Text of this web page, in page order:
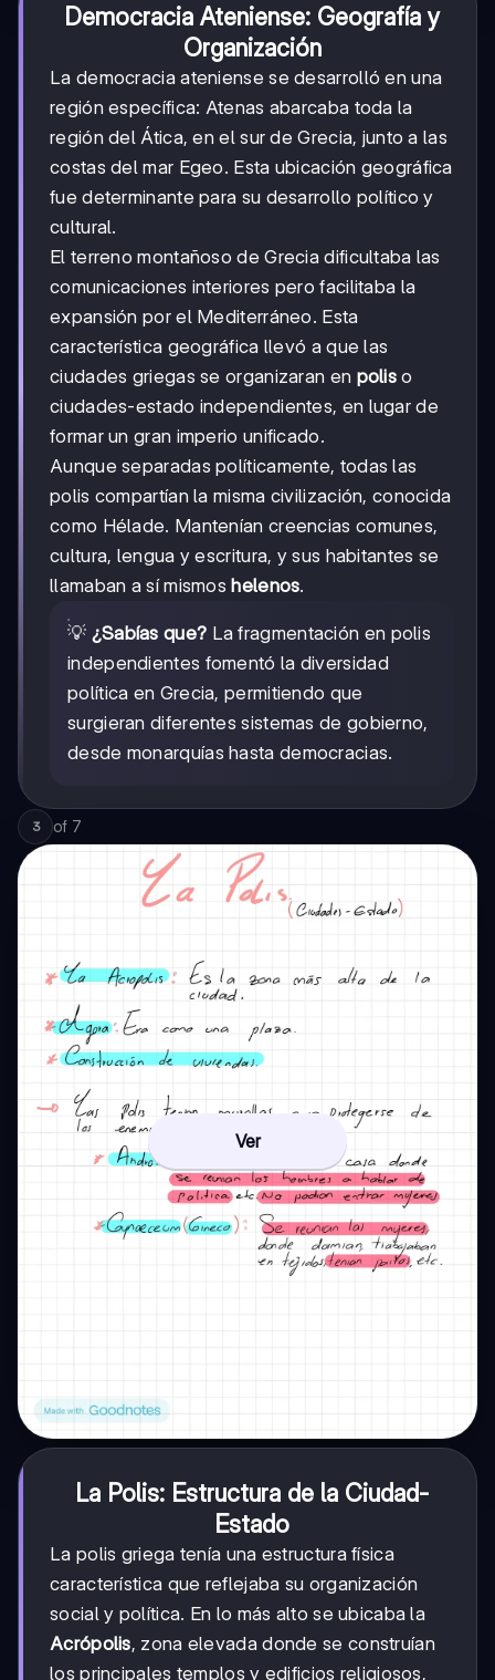
Democracia Ateniense: Geografía y
Organización
La democracia ateniense se desarrolló en una
región específica: Atenas abarcaba toda la
región del Ática, en el sur de Grecia, junto a las
costas del mar Egeo. Esta ubicación geográfica
fue determinante para su desarrollo político y
cultural.
El terreno montañoso de Grecia dificultaba las
comunicaciones interiores pero facilitaba la
expansión por el Mediterráneo. Esta
característica geográfica llevó a que las
ciudades griegas se organizaran en polis o
ciudades-estado independientes, en lugar de
formar un gran imperio unificado.
Aunque separadas políticamente, todas las
polis compartían la misma civilización, conocida
como Hélade. Mantenían creencias comunes,
cultura, lengua y escritura, y sus habitantes se
llamaban a sí mismoshelenos.
💡 ¿Sabías que? La fragmentación en polis
independientes fomentó la diversidad
política en Grecia, permitiendo que
surgieran diferentes sistemas de gobierno,
desde monarquías hasta democracias.
3 of 7
Ver
La Polis: Estructura de la Ciudad-
Estado
La polis griega tenía una estructura física
característica que reflejaba su organización
social y política. En lo más alto se ubicaba la
Acrópolis, zona elevada donde se construían
los principales templos y edificios religiosos,